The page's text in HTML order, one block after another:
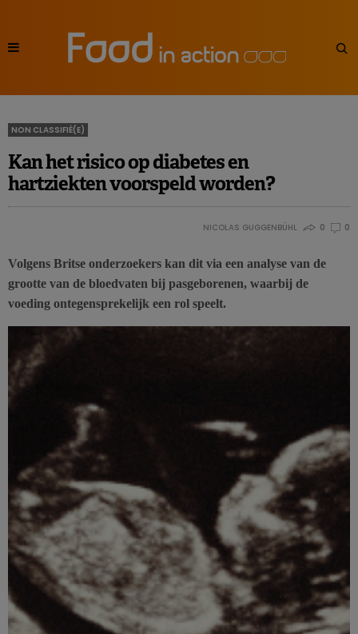
NON CLASSIFIÉ(E)
Kan het risico op diabetes en
hartziekten voorspeld worden?
NICOLAS GUGGENBÜHL 0 0
Volgens Britse onderzoekers kan dit via een analyse van de
grootte van de bloedvaten bij pasgeborenen, waarbij de
voeding ontegensprekelijk een rol speelt.